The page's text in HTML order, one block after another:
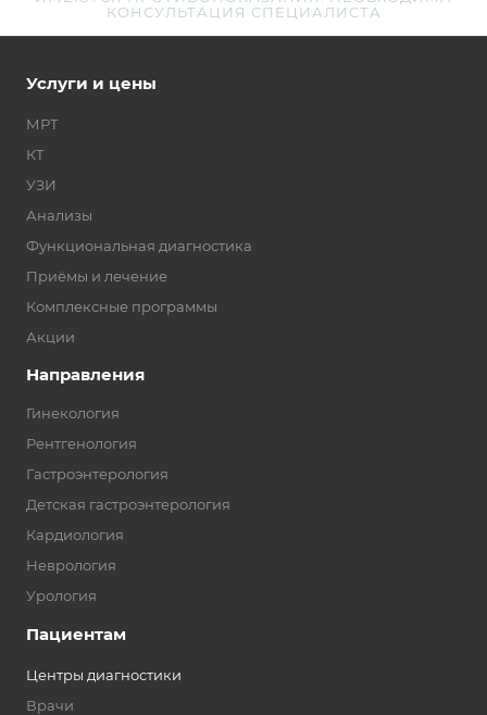
КОНСУЛЬТАЦИЯ СПЕЦИАЛИСТА
Услуги и цены
МРТ
КТ
УЗИ
Анализы
Функциональная диагностика
Приёмы и лечение
Комплексные программы
Акции
Направления
Гинекология
Рентгенология
Гастроэнтерология
Детская гастроэнтерология
Кардиология
Неврология
Урология
Пациентам
Центры диагностики
Врачи